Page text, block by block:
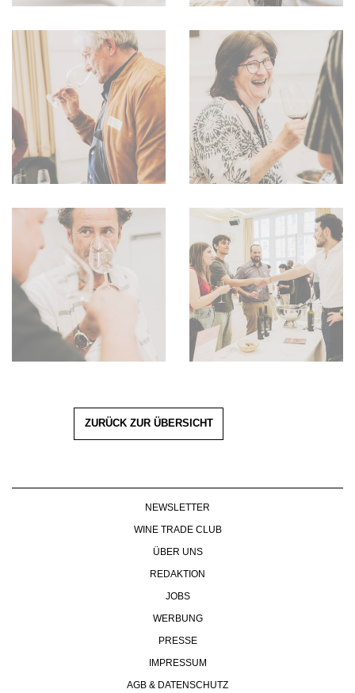
ZURÜCK ZUR ÜBERSICHT
NEWSLETTER
WINE TRADE CLUB
ÜBER UNS
REDAKTION
JOBS
WERBUNG
PRESSE
IMPRESSUM
AGB & DATENSCHUTZ